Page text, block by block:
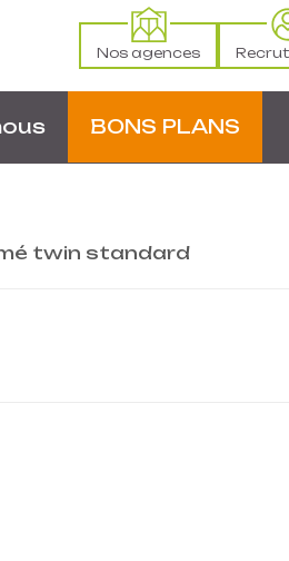
Nos agences
BONS PLANS
twin standard